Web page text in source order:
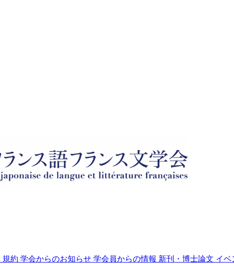
規約 学会からのお知らせ 学会員からの情報 新刊・博士論文 イベ